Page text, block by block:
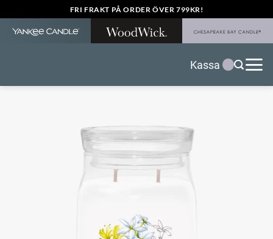
to
content
FRI FRAKT PÅ ORDER ÖVER 799KR!
Kassa